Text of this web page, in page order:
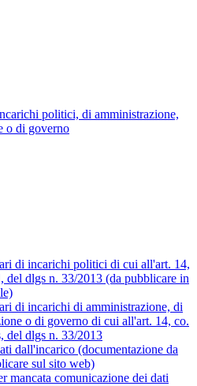
politici, di amministrazione,
o di governo
di incarichi politici di cui all'art. 14,
del dlgs n. 33/2013 (da pubblicare in
di incarichi di amministrazione, di
o di governo di cui all'art. 14, co.
del dlgs n. 33/2013
dall'incarico (documentazione da
sul sito web)
mancata comunicazione dei dati